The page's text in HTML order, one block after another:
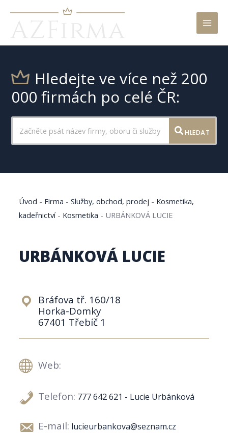
Hledejte ve více než 200
000 firmách po celé ČR:
HLEDAT
Úvod - Firma -Služby, obchod, prodej - Kosmetika,
kadeřnictví- Kosmetika - URBÁNKOVÁ LUCIE
URBÁNKOVÁ LUCIE
Bráfova tř. 160/18
Horka-Domky
67401 Třebíč 1
Web:
Telefon: 777 642 621 - Lucie Urbánková
E-mail: lucieurbankova@seznam.cz